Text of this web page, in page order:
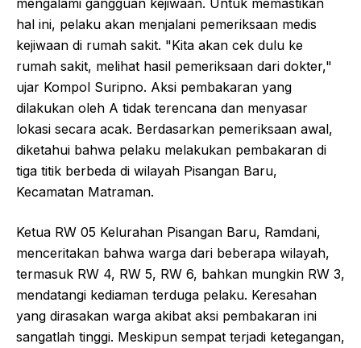
hal ini, pelaku akan menjalani pemeriksaan medis
kejiwaan di rumah sakit. "Kita akan cek dulu ke
rumah sakit, melihat hasil pemeriksaan dari dokter,"
ujar Kompol Suripno. Aksi pembakaran yang
dilakukan oleh A tidak terencana dan menyasar
lokasi secara acak. Berdasarkan pemeriksaan awal,
diketahui bahwa pelaku melakukan pembakaran di
tiga titik berbeda di wilayah Pisangan Baru,
Kecamatan Matraman.
Ketua RW 05 Kelurahan Pisangan Baru, Ramdani,
menceritakan bahwa warga dari beberapa wilayah,
termasuk RW 4, RW 5, RW 6, bahkan mungkin RW 3,
mendatangi kediaman terduga pelaku. Keresahan
yang dirasakan warga akibat aksi pembakaran ini
sangatlah tinggi. Meskipun sempat terjadi ketegangan,